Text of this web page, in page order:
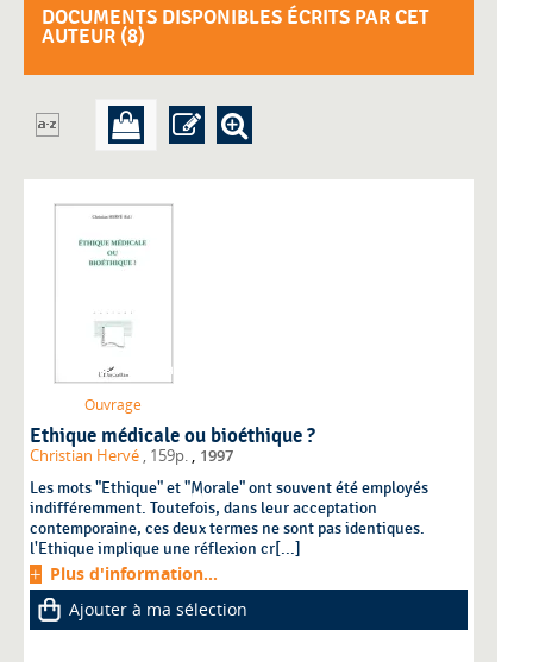
DOCUMENTS DISPONIBLES ÉCRITS PAR CET
AUTEUR (8)
Ouvrage
Ethique médicale ou bioéthique ?
Christian Hervé , 159p. , 1997
Les mots "Ethique" et "Morale" ont souvent été employés
indifféremment. Toutefois, dans leur acceptation
contemporaine, ces deux termes ne sont pas identiques.
l'Ethique implique une réflexion cr[...]
Plus d'information...
Ajouter à ma sélection